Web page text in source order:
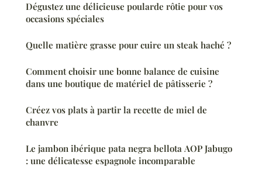
Dégustez une délicieuse poularde rôtie pour vos
occasions spéciales
Quelle matière grasse pour cuire un steak haché ?
Comment choisir une bonne balance de cuisine
dans une boutique de matériel de pâtisserie ?
Créez vos plats à partir la recette de miel de
chanvre
Le jambon ibérique pata negra bellota AOP Jabugo
: une délicatesse espagnole incomparable